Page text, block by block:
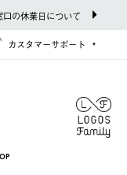
の休業日について
カスタマーサポート